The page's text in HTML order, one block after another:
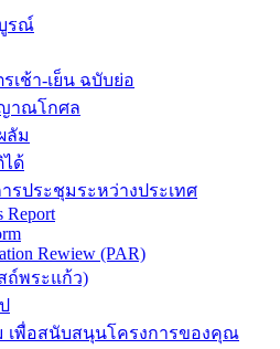
รณ์
เช้า-เย็น ฉบับย่อ
าณโกศล
ลัม
ด้
รประชุมระหว่างประเทศ
Report
Rewiew (PAR)
ถ์พระแก้ว)
เพื่อสนับสนุนโครงการของคุณ